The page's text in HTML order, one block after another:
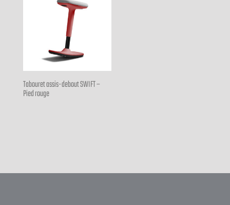
Tabouret assis-debout SWIFT –
Pied rouge